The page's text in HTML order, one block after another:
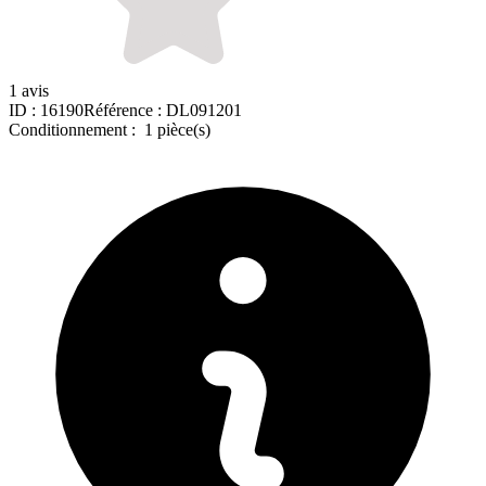
1 avis
ID : 16190Référence : DL091201
Conditionnement : 1 pièce(s)